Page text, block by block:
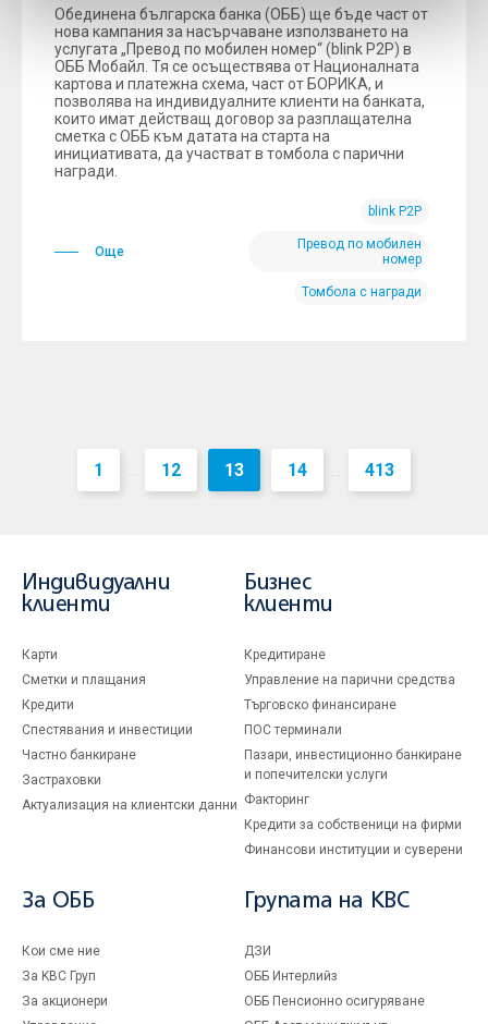
Обединена българска банка (ОББ) ще бъде част от
нова кампания за насърчаване използването на
услугата „Превод по мобилен номер“ (blink P2P) в
ОББ Мобайл. Тя се осъществява от Националната
картова и платежна схема, част от БОРИКА, и
позволява на индивидуалните клиенти на банката,
които имат действащ договор за разплащателна
сметка с ОББ към датата на старта на
инициативата, да участват в томбола с парични
награди.
Още
blink P2P
Превод по мобилен
номер
Томбола с награди
1 ... 12 13 14 ... 413
Индивидуални
клиенти
Карти
Сметки и плащания
Кредити
Спестявания и инвестиции
Частно банкиране
Застраховки
Актуализация на клиентски данни
Бизнес
клиенти
Кредитиране
Управление на парични средства
Търговско финансиране
ПОС терминали
Пазари, инвестиционно банкиране
и попечителски услуги
Факторинг
Кредити за собственици на фирми
Финансови институции и суверени
За ОББ
Кои сме ние
За KBC Груп
За акционери
Групата на KBC
ДЗИ
ОББ Интерлийз
ОББ Пенсионно осигуряване